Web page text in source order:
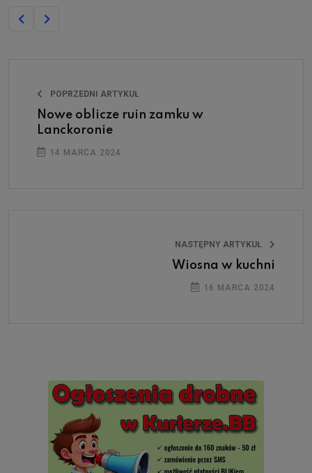
POPRZEDNI ARTYKUŁ
Nowe oblicze ruin zamku w
Lanckoronie
14 MARCA 2024
NASTĘPNY ARTYKUŁ
Wiosna w kuchni
16 MARCA 2024